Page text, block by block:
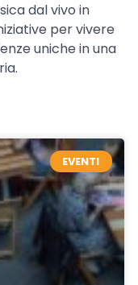
dal vivo in
per vivere
uniche in una
EVENTI